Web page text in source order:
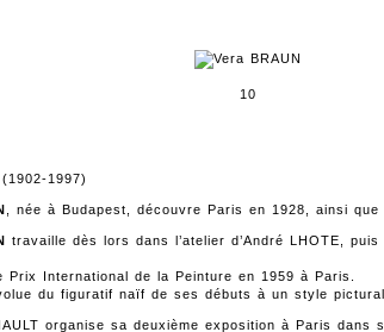
10
(1902-1997)
, née à Budapest, découvre Paris en 1928, ainsi
travaille dès lors dans l’atelier d’André LHOTE,
Prix International de la Peinture en 1959 à Paris.
du figuratif naïf de ses débuts à un style
organise sa deuxième exposition à Paris dans